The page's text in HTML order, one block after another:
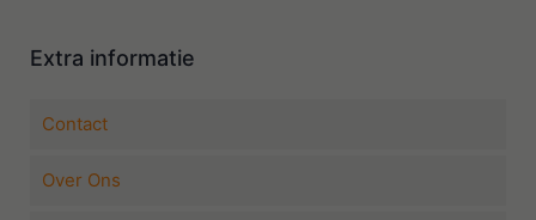
Extra informatie
Contact
Over Ons